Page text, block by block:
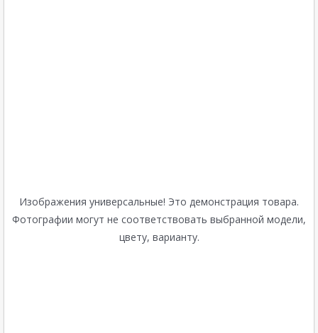
Изображения универсальные! Это демонстрация товара.
Фотографии могут не соответствовать выбранной модели,
цвету, варианту.